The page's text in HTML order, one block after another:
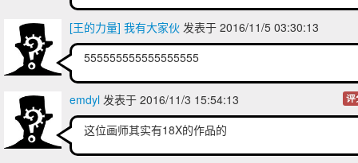
[王的力量] 我有大家伙 发表于 2016/11/5 03:30:13
555555555555555555
emdyl 发表于 2016/11/3 15:54:13 评
这位画师其实有18X的作品的